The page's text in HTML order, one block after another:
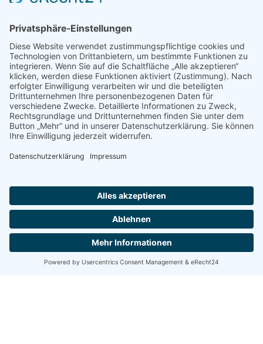
Rechtliche Hinweise
Impressum
Datenschutz
Disclaimer
jetzt abonnieren